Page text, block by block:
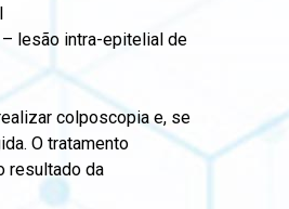
lesão intra-epitelial de
colposcopia e, se
O tratamento
resultado da